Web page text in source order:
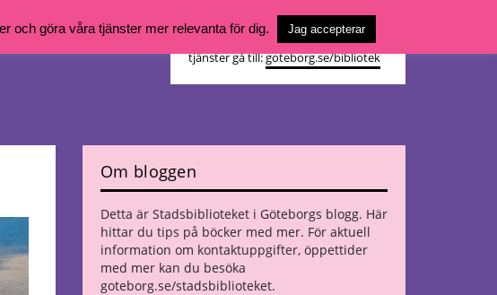
Vill du söka böcker, logga in på ditt
bibliotekskonto eller nå övriga
tjänster gå till:goteborg.se/bibliotek
Om bloggen
Detta är Stadsbiblioteket i Göteborgs blogg. Här
hittar du tips på böcker med mer. För aktuell
information om kontaktuppgifter, öppettider
med mer kan du besöka
goteborg.se/stadsbiblioteket.
och göra våra tjänster mer relevanta för dig. Jag accepterar